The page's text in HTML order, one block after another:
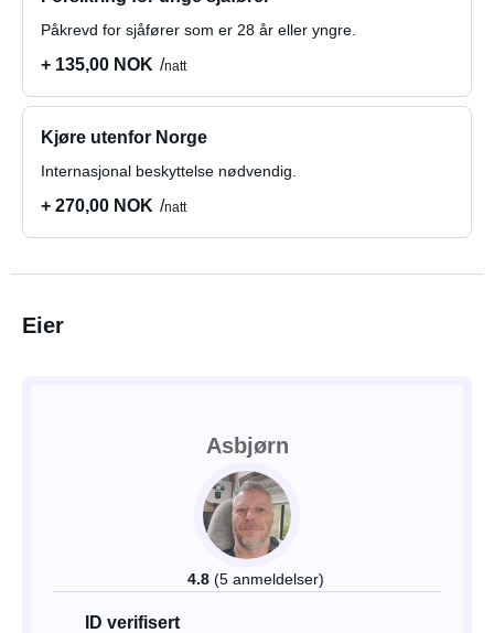
Påkrevd for sjåfører som er 28 år eller yngre.
+ 135,00 NOK natt
Kjøre utenfor Norge
Internasjonal beskyttelse nødvendig.
+ 270,00 NOK natt
Eier
Asbjørn
4.8 (5 anmeldelser)
ID verifisert